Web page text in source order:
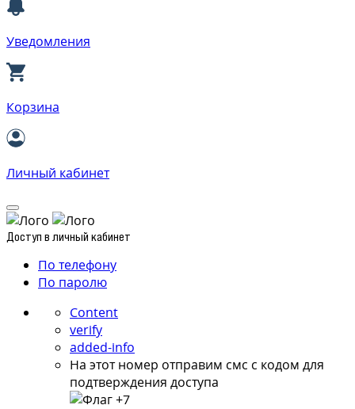
Уведомления
Корзина
Личный кабинет
Доступ в личный кабинет
По телефону
По паролю
Content
verify
added-info
На этот номер отправим смс с кодом для
подтверждения доступа
+7